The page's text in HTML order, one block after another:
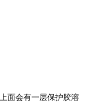
面会有一层保护胶溶